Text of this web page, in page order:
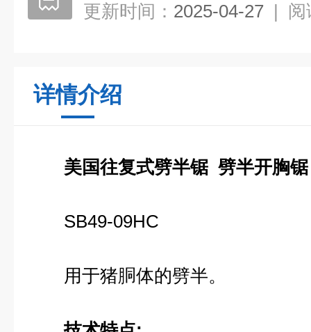
更新时间： 2025-04-27 | 阅
详情介绍
美国往复式劈半锯 劈半开胸锯
SB49-09HC
用于猪胴体的劈半。